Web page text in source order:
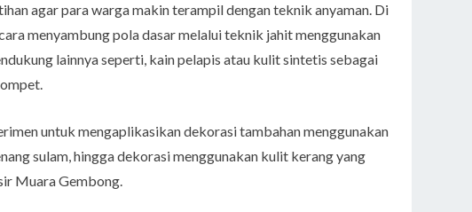
agar para warga makin terampil dengan teknik anyaman. Di
menyambung pola dasar melalui teknik jahit menggunakan
lainnya seperti, kain pelapis atau kulit sintetis sebagai
untuk mengaplikasikan dekorasi tambahan menggunakan
sulam, hingga dekorasi menggunakan kulit kerang yang
Muara Gembong.